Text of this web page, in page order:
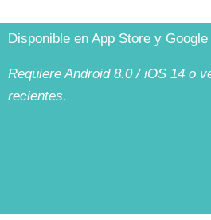
Disponible en App Store y
Requiere Android 8.0 / iOS 14 o
recientes.